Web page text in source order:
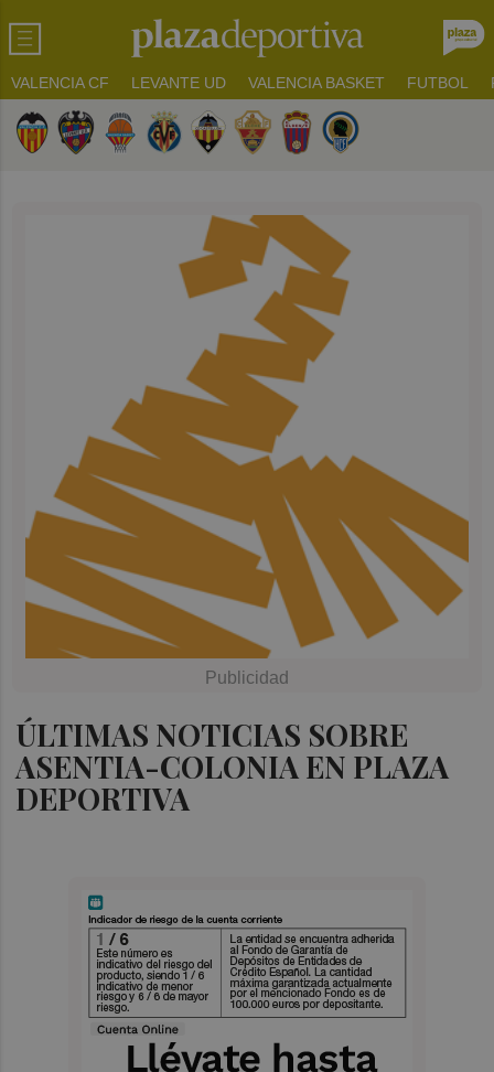
VALENCIA CF LEVANTE UD VALENCIA BASKET FUTBOL
ÚLTIMAS NOTICIAS SOBRE
ASENTIA-COLONIA EN PLAZA
DEPORTIVA